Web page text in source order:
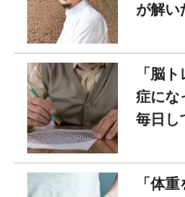
が解い
「脳
症にな
毎日し
「体